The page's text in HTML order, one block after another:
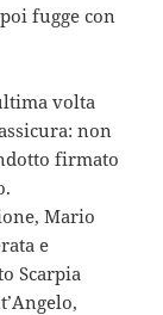
fugge con
volta
non
firmato
Mario
e
Scarpia